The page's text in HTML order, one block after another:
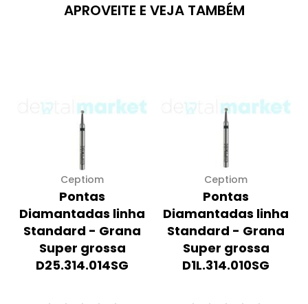
APROVEITE E VEJA TAMBÉM
Ceptiom
Pontas
Diamantadas linha
Standard - Grana
Super grossa
D25.314.014SG
Ceptiom
Pontas
Diamantadas linha
Standard - Grana
Super grossa
D1L.314.010SG